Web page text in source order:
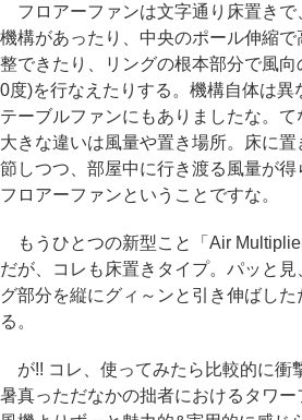
フロアーファンは文字通り床置きで
機構があったり、中央のポール伸縮
整できたり、リングの根本部分で風
0度)を行なえたりする。機構自体は異
テーブルファンにもありましたな。
大きな違いは風量や置き場所。床に
節しつつ、部屋中に行き渡る風量が
フロアーファンということですな。
もうひとつの新型こと「Air
だが、コレも床置きタイプ。パッと
グ部分を縦にグィ～ンと引き伸ばした
る。
が!! コレ、使ってみたら比較的に衝
暑真っただなかの拙者におけるタワ